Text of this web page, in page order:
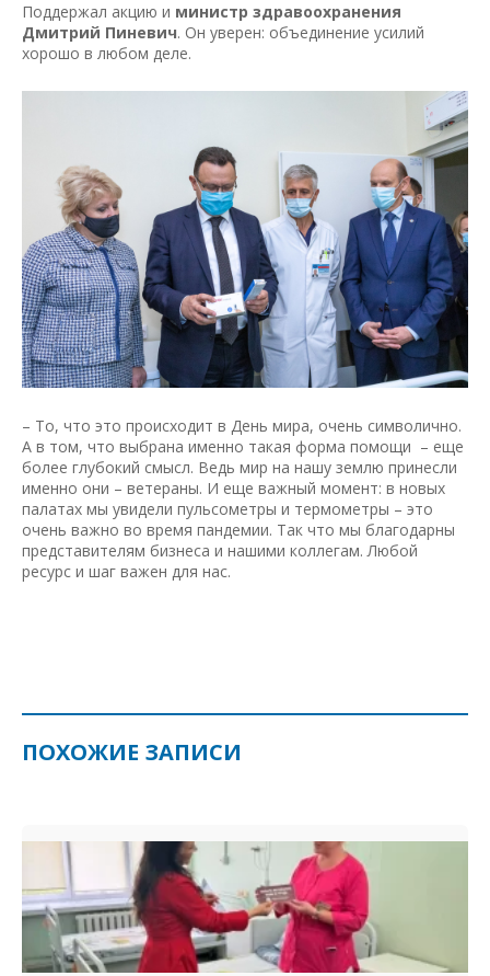
Поддержал акцию и министр здравоохранения
Дмитрий Пиневич. Он уверен: объединение усилий
хорошо в любом деле.
– То, что это происходит в День мира, очень символично.
А в том, что выбрана именно такая форма помощи – еще
более глубокий смысл. Ведь мир на нашу землю принесли
именно они – ветераны. И еще важный момент: в новых
палатах мы увидели пульсометры и термометры – это
очень важно во время пандемии. Так что мы благодарны
представителям бизнеса и нашими коллегам. Любой
ресурс и шаг важен для нас.
ПОХОЖИЕ ЗАПИСИ